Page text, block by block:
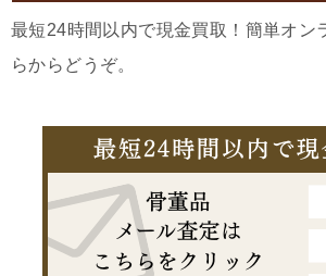
最短24時間以内で現金買取！簡単オン
らからどうぞ。